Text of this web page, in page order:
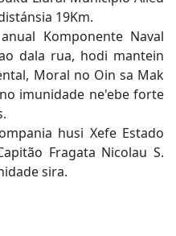
19Km.
Komponente Naval
dala rua, hodi mantein
Moral no Oin sa Mak
imunidade ne'ebe forte
husi Xefe Estado
Fragata Nicolau S.
sira.